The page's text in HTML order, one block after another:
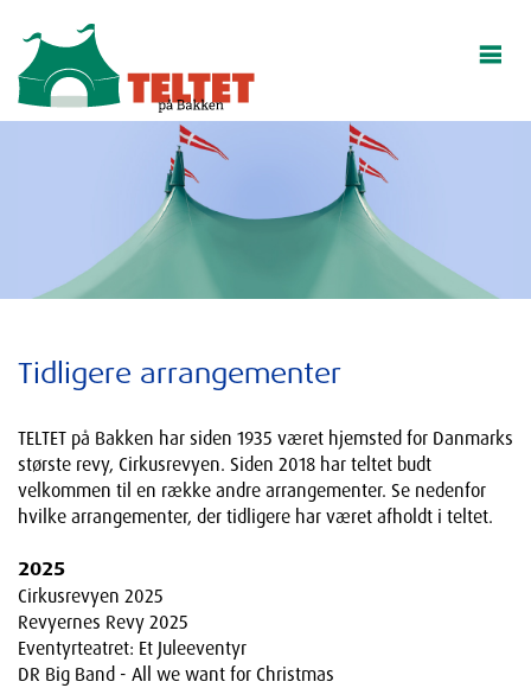
Tidligere arrangementer
TELTET på Bakken har siden 1935 været hjemsted for Danmarks
største revy, Cirkusrevyen. Siden 2018 har teltet budt
velkommen til en række andre arrangementer. Se nedenfor
hvilke arrangementer, der tidligere har været afholdt i teltet.
2025
Cirkusrevyen 2025
Revyernes Revy 2025
Eventyrteatret: Et Juleeventyr
DR Big Band - All we want for Christmas